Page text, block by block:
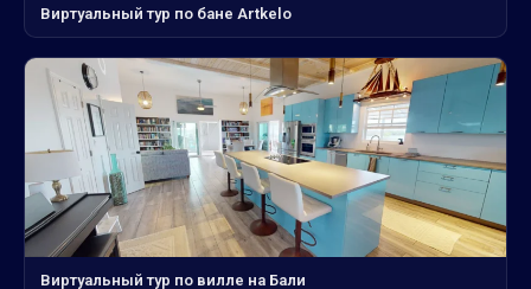
Виртуальный тур по бане Artkelo
Виртуальный тур по вилле на Бали